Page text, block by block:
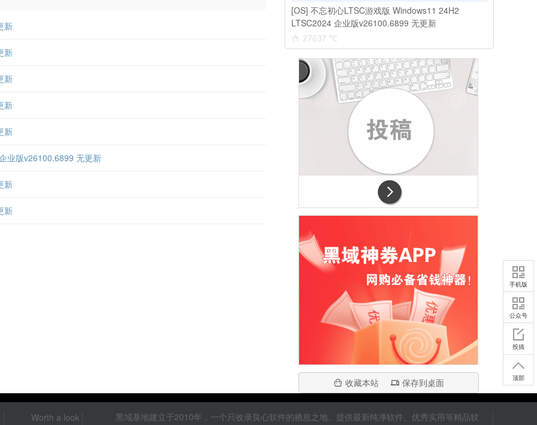
手机版
公众号
投搞
顶部
新
新
新
新
新
业版v26100.6899 无更新
新
新
[OS] 不忘初心LTSC游戏版 Windows11 24H2
LTSC2024 企业版v26100.6899 无更新
27637 ℃
收藏本站 保存到桌面
Worth a look
黑域基地建立于2010年，一个只收录良心软件的栖息之地。提供最新纯净软件、优秀实用等精品软